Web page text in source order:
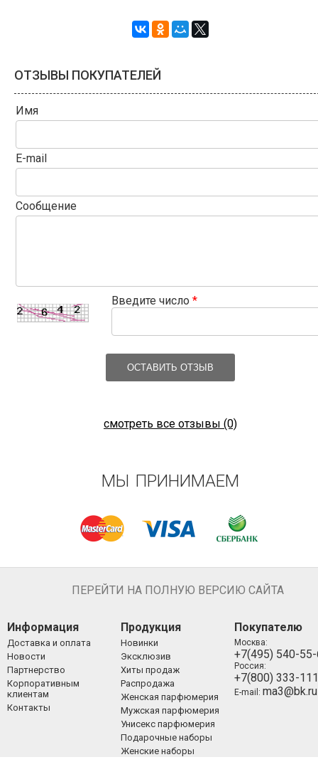
ОТЗЫВЫ ПОКУПАТЕЛЕЙ
Имя
E-mail
Сообщение
Введите число *
ОСТАВИТЬ ОТЗЫВ
смотреть все отзывы (0)
МЫ ПРИНИМАЕМ
ПЕРЕЙТИ НА ПОЛНУЮ ВЕРСИЮ САЙТА
Информация
Доставка и оплата
Новости
Партнерство
Корпоративным
клиентам
Контакты
Продукция
Новинки
Эксклюзив
Хиты продаж
Распродажа
Женская парфюмерия
Мужская парфюмерия
Унисекс парфюмерия
Подарочные наборы
Женские наборы
Покупателю
Москва:
+7(495) 540-
Россия:
+7(800) 333-
E-mail: ma3@bk.ru